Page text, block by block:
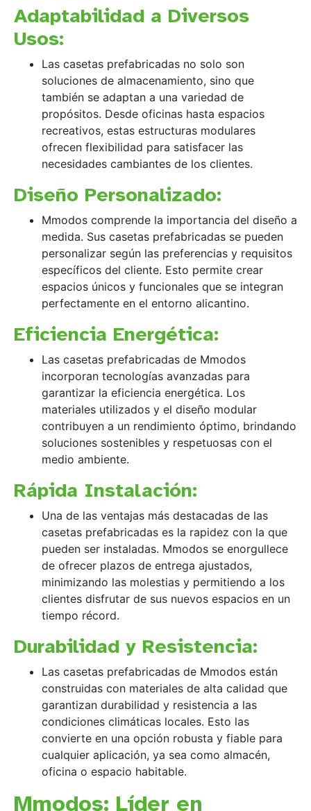
Adaptabilidad a Diversos
Usos:
Las casetas prefabricadas no solo son
soluciones de almacenamiento, sino que
también se adaptan a una variedad de
propósitos. Desde oficinas hasta espacios
recreativos, estas estructuras modulares
ofrecen flexibilidad para satisfacer las
necesidades cambiantes de los clientes.
Diseño Personalizado:
Mmodos comprende la importancia del diseño a
medida. Sus casetas prefabricadas se pueden
personalizar según las preferencias y requisitos
específicos del cliente. Esto permite crear
espacios únicos y funcionales que se integran
perfectamente en el entorno alicantino.
Eficiencia Energética:
Las casetas prefabricadas de Mmodos
incorporan tecnologías avanzadas para
garantizar la eficiencia energética. Los
materiales utilizados y el diseño modular
contribuyen a un rendimiento óptimo, brindando
soluciones sostenibles y respetuosas con el
medio ambiente.
Rápida Instalación:
Una de las ventajas más destacadas de las
casetas prefabricadas es la rapidez con la que
pueden ser instaladas. Mmodos se enorgullece
de ofrecer plazos de entrega ajustados,
minimizando las molestias y permitiendo a los
clientes disfrutar de sus nuevos espacios en un
tiempo récord.
Durabilidad y Resistencia:
Las casetas prefabricadas de Mmodos están
construidas con materiales de alta calidad que
garantizan durabilidad y resistencia a las
condiciones climáticas locales. Esto las
convierte en una opción robusta y fiable para
cualquier aplicación, ya sea como almacén,
oficina o espacio habitable.
Mmodos: Líder en